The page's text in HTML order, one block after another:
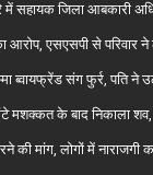
सहायक जिला आबकारी
एसएसपी से परिवार
संग फुर्र, पति ने
मशक्कत के बाद निकाला
मांग, लोगों में नाराजगी